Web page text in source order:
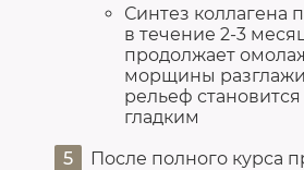
Синтез коллагена
в течение 2-3
продолжает
морщины
рельеф
гладким
После полного курса